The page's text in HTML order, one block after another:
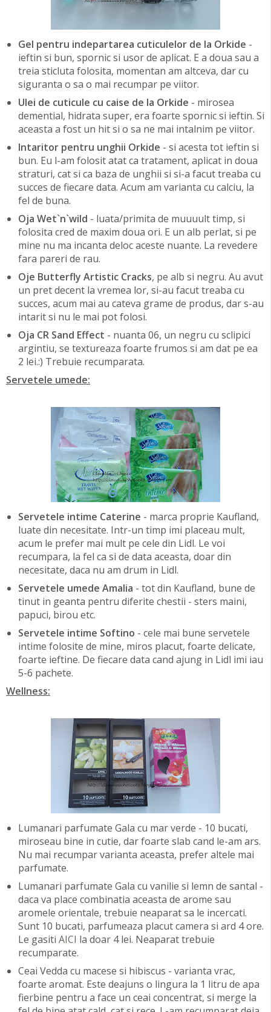
Gel pentru indepartarea cuticulelor de la Orkide -
ieftin si bun, spornic si usor de aplicat. E a doua sau a
treia sticluta folosita, momentan am altceva, dar cu
siguranta o sa o mai recumpar pe viitor.
Ulei de cuticule cu caise de la Orkide - mirosea
demential, hidrata super, era foarte spornic si ieftin. Si
aceasta a fost un hit si o sa ne mai intalnim pe viitor.
Intaritor pentru unghii Orkide - si acesta tot ieftin si
bun. Eu l-am folosit atat ca tratament, aplicat in doua
straturi, cat si ca baza de unghii si si-a facut treaba cu
succes de fiecare data. Acum am varianta cu calciu, la
fel de buna.
Oja Wet`n`wild - luata/primita de muuuult timp, si
folosita cred de maxim doua ori. E un alb perlat, si pe
mine nu ma incanta deloc aceste nuante. La revedere
fara pareri de rau.
Oje Butterfly Artistic Cracks, pe alb si negru. Au avut
un pret decent la vremea lor, si-au facut treaba cu
succes, acum mai au cateva grame de produs, dar s-au
intarit si nu le mai pot folosi.
Oja CR Sand Effect - nuanta 06, un negru cu sclipici
argintiu, se textureaza foarte frumos si am dat pe ea
2 lei.:) Trebuie recumparata.
Servetele umede:
Servetele intime Caterine - marca proprie Kaufland,
luate din necesitate. Intr-un timp imi placeau mult,
acum le prefer mai mult pe cele din Lidl. Le voi
recumpara, la fel ca si de data aceasta, doar din
necesitate, daca nu am drum in Lidl.
Servetele umede Amalia - tot din Kaufland, bune de
tinut in geanta pentru diferite chestii - sters maini,
papuci, birou etc.
Servetele intime Softino - cele mai bune servetele
intime folosite de mine, miros placut, foarte delicate,
foarte ieftine. De fiecare data cand ajung in Lidl imi iau
5-6 pachete.
Wellness:
Lumanari parfumate Gala cu mar verde - 10 bucati,
miroseau bine in cutie, dar foarte slab cand le-am ars.
Nu mai recumpar varianta aceasta, prefer altele mai
parfumate.
Lumanari parfumate Gala cu vanilie si lemn de santal -
daca va place combinatia aceasta de arome sau
aromele orientale, trebuie neaparat sa le incercati.
Sunt 10 bucati, parfumeaza placut camera si ard 4 ore.
Le gasiti AICI la doar 4 lei. Neaparat trebuie
recumparate.
Ceai Vedda cu macese si hibiscus - varianta vrac,
foarte aromat. Este deajuns o lingura la 1 litru de apa
fierbine pentru a face un ceai concentrat, si merge la